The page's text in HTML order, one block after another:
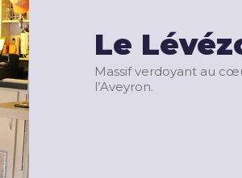
Le
Massif verdoyant au
l’Aveyron.